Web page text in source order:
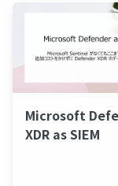
Microsoft
XDR as SIEM